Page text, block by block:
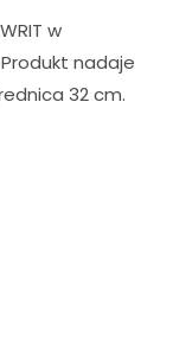
w
nadaje
32 cm.